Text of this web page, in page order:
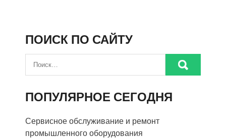
ПОИСК ПО САЙТУ
ПОПУЛЯРНОЕ СЕГОДНЯ
Сервисное обслуживание и ремонт
промышленного оборудования